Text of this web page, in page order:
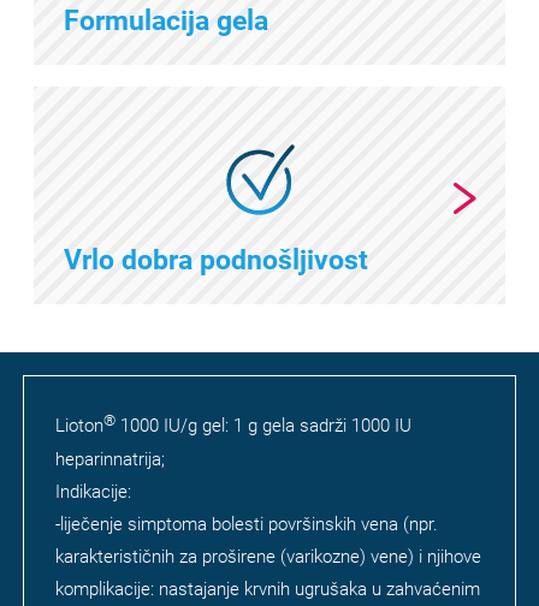
Formulacija gela
Vrlo dobra podnošljivost
Lioton® 1000 IU/g gel: 1 g gela sadrži 1000 IU
heparinnatrija;
Indikacije:
-liječenje simptoma bolesti površinskih vena (npr.
karakterističnih za proširene (varikozne) vene) i njihove
komplikacije: nastajanje krvnih ugrušaka u zahvaćenim